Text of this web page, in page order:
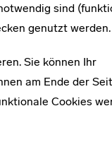
sind
genutzt werden.
Sie können Ihr
am Ende der
Cookies